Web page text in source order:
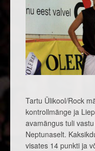
Tartu Ülikool/Rock
kontrollmänge ja
avamängus tuli
Neptunaselt.
visates 14 punkti ja